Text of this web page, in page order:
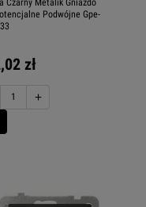
Czarny Metalik Gniazdo
Podwójne Gpe-
zł
+